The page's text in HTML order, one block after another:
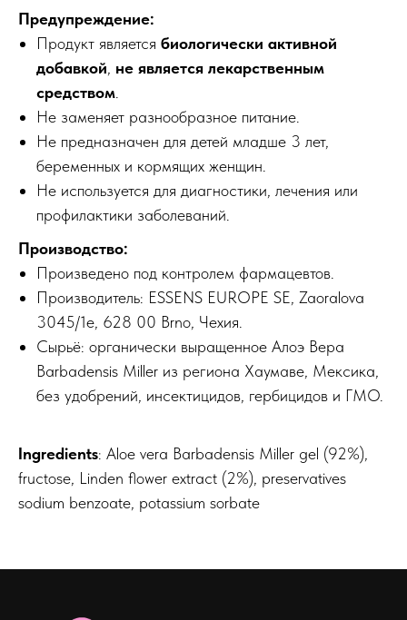
Предупреждение:
Продукт является биологически активной
добавкой, не является лекарственным
средством
Не заменяет разнообразное питание.
Не предназначен для детей младше 3 лет,
беременных и кормящих женщин.
Не используется для диагностики, лечения или
профилактики заболеваний.
Производство:
Произведено под контролем фармацевтов.
Производитель: ESSENS EUROPE SE, Zaoralova
3045/1e, 628 00 Brno, Чехия.
Сырьё: органически выращенное Алоэ Вера
Barbadensis Miller из региона Хаумаве, Мексика,
без удобрений, инсектицидов, гербицидов и ГМО.
Ingredients: Aloe vera Barbadensis Miller gel (92%),
fructose, Linden flower extract (2%), preservatives
sodium benzoate, potassium sorbate